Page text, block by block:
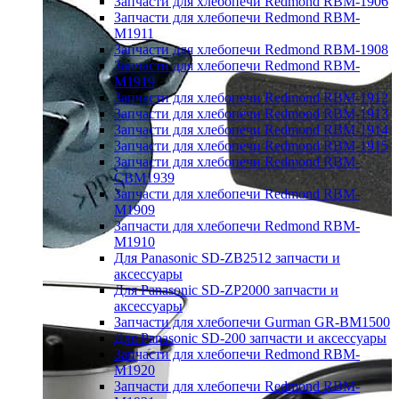
Запчасти для хлебопечи Redmond RBM-
M1911
Запчасти для хлебопечи Redmond RBM-1908
Запчасти для хлебопечи Redmond RBM-
M1919
Запчасти для хлебопечи Redmond RBM-1912
Запчасти для хлебопечи Redmond RBM-1913
Запчасти для хлебопечи Redmond RBM-1914
Запчасти для хлебопечи Redmond RBM-1915
Запчасти для хлебопечи Redmond RBM-
CBM1939
Запчасти для хлебопечи Redmond RBM-
M1909
Запчасти для хлебопечи Redmond RBM-
M1910
Для Panasonic SD-ZB2512 запчасти и
аксессуары
Для Panasonic SD-ZP2000 запчасти и
аксессуары
Запчасти для хлебопечи Gurman GR-BM1500
Для Panasonic SD-200 запчасти и аксессуары
Запчасти для хлебопечи Redmond RBM-
M1920
Запчасти для хлебопечи Redmond RBM-